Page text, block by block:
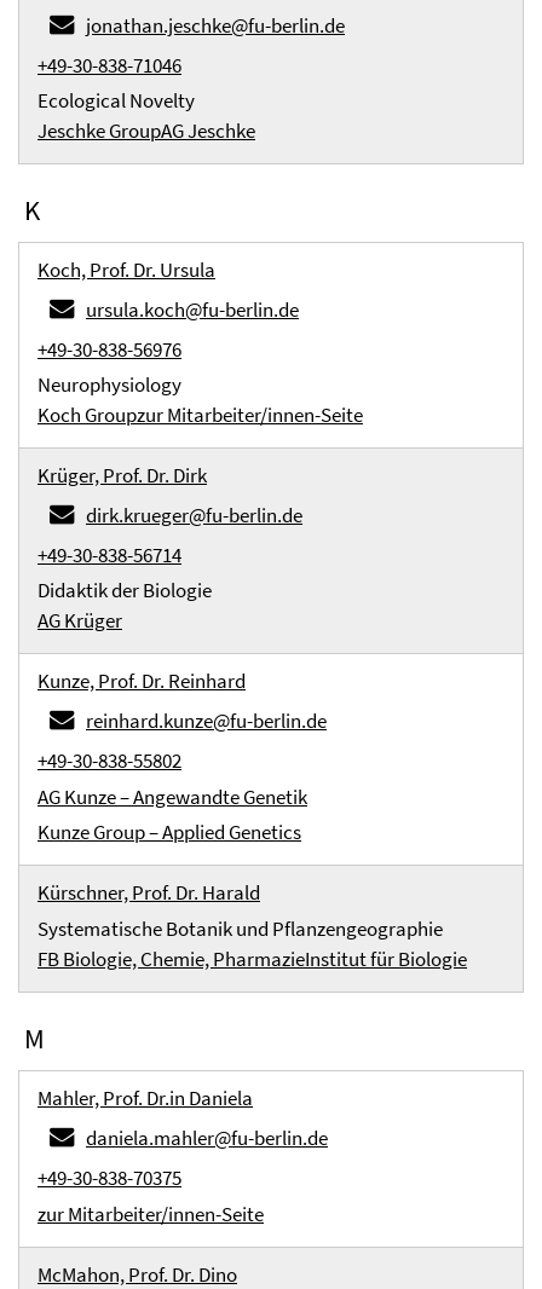
jonathan.jeschke@fu-berlin.de
+49-30-838-71046
Ecological Novelty
Jeschke GroupAG Jeschke
K
Koch, Prof. Dr. Ursula
ursula.koch@fu-berlin.de
+49-30-838-56976
Neurophysiology
Koch Groupzur Mitarbeiter/innen-Seite
Krüger, Prof. Dr. Dirk
dirk.krueger@fu-berlin.de
+49-30-838-56714
Didaktik der Biologie
AG Krüger
Kunze, Prof. Dr. Reinhard
reinhard.kunze@fu-berlin.de
+49-30-838-55802
AG Kunze – Angewandte Genetik
Kunze Group – Applied Genetics
Kürschner, Prof. Dr. Harald
Systematische Botanik und Pflanzengeographie
FB Biologie, Chemie, PharmazieInstitut für Biologie
M
Mahler, Prof. Dr.in Daniela
daniela.mahler@fu-berlin.de
+49-30-838-70375
zur Mitarbeiter/innen-Seite
McMahon, Prof. Dr. Dino